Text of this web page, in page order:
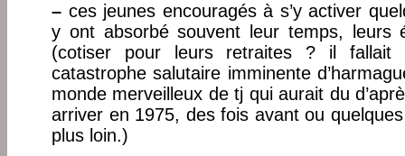
– ces jeunes encouragés à s’y activer
y ont absorbé souvent leur temps, leurs
(cotiser pour leurs retraites ? il
catastrophe salutaire imminente
monde merveilleux de tj qui aurait du
arriver en 1975, des fois avant ou
plus loin.)